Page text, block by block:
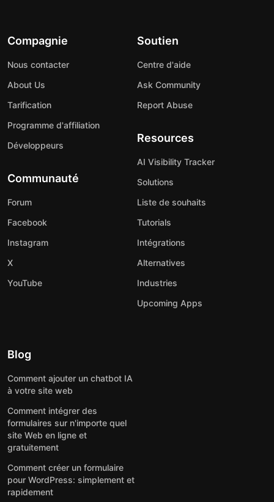
Compagnie
Nous contacter
About Us
Tarification
Programme d'affiliation
Développeurs
Communauté
Forum
Facebook
Instagram
X
YouTube
Soutien
Centre d'aide
Ask Community
Report Abuse
Resources
AI Visibility Tracker
Solutions
Liste de souhaits
Tutorials
Intégrations
Alternatives
Industries
Upcoming Apps
Blog
Comment ajouter un chatbot IA
à votre site web
Comment intégrer des
formulaires sur n'importe quel
site Web en ligne et
gratuitement
Comment créer un formulaire
pour WordPress: simplement et
rapidement